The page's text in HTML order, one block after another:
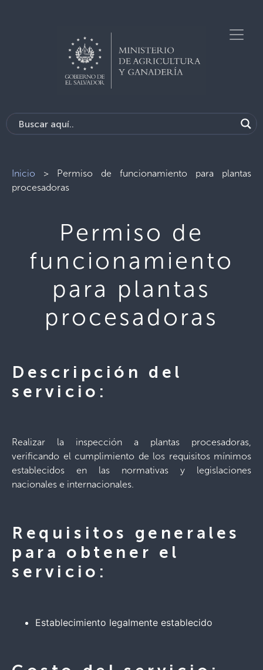
Inicio > Permiso de funcionamiento para plantas
procesadoras
Permiso de
funcionamiento
para plantas
procesadoras
Descripción del
servicio:
Realizar la inspección a plantas procesadoras,
verificando el cumplimiento de los requisitos mínimos
establecidos en las normativas y legislaciones
nacionales e internacionales.
Requisitos generales
para obtener el
servicio:
Establecimiento legalmente establecido